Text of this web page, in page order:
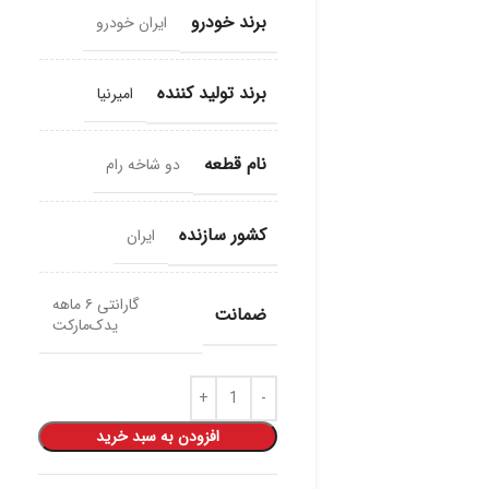
برند خودرو ایران خودرو
برند تولید کننده امیرنیا
نام قطعه دو شاخه رام
کشور سازنده ایران
ضمانت
گارانتی ۶ ماهه
یدک‌مارکت
افزودن به سبد خرید